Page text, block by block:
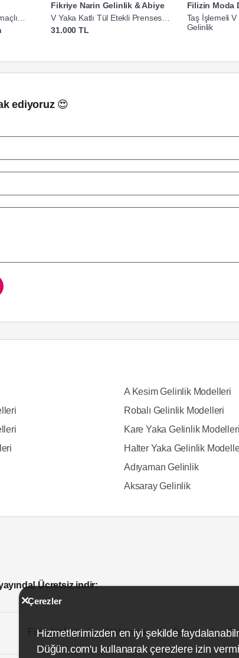
Fikriye Narin Gelinlik & Abiye
V Yaka Katlı Tül Etekli Prenses
Gelinlik
31.000 TL
Filizin Moda
Taş İşlemeli
Gelinlik
ediyoruz 😍
A Kesim Gelinlik Modelleri
Robalı Gelinlik Modelleri
Kare Yaka Gelinlik Modelleri
Halter Yaka Gelinlik
Adıyaman Gelinlik
Aksaray Gelinlik
Ücretsiz indir:
Firmalar İçin Hakkımızda İletişim
Çerezler
Hizmetlerimizden en iyi şekilde
Düğün.com'u kullanarak çerezlere izin